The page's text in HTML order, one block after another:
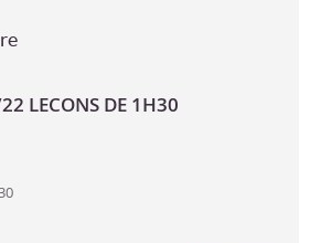
LECONS DE 1H30